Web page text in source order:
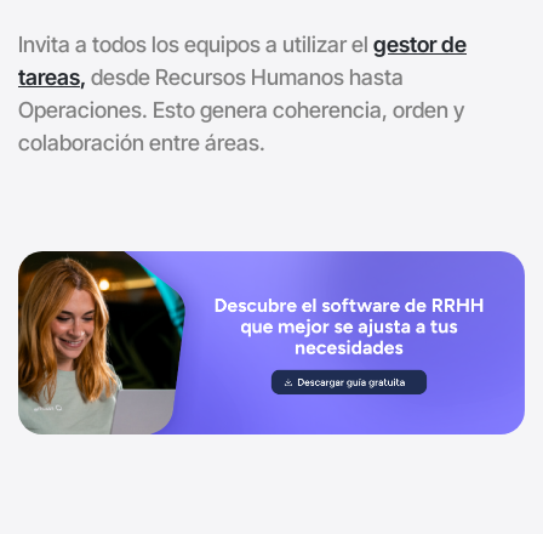
Invita a todos los equipos a utilizar el gestor de
tareas, desde Recursos Humanos hasta
Operaciones. Esto genera coherencia, orden y
colaboración entre áreas.